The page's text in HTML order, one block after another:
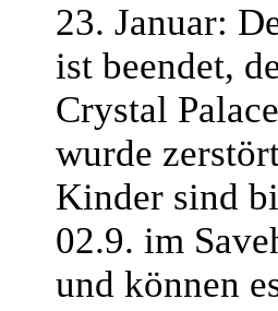
23. Januar:
ist beendet,
Crystal Palace
wurde
Kinder sind
02.9. im
und können